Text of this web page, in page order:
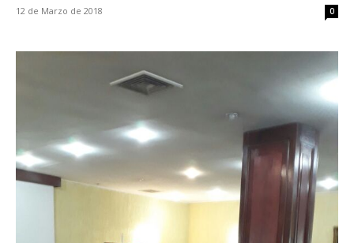
12 de Marzo de 2018 0